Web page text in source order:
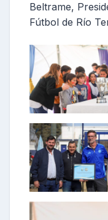
Beltrame,
Fútbol de Río